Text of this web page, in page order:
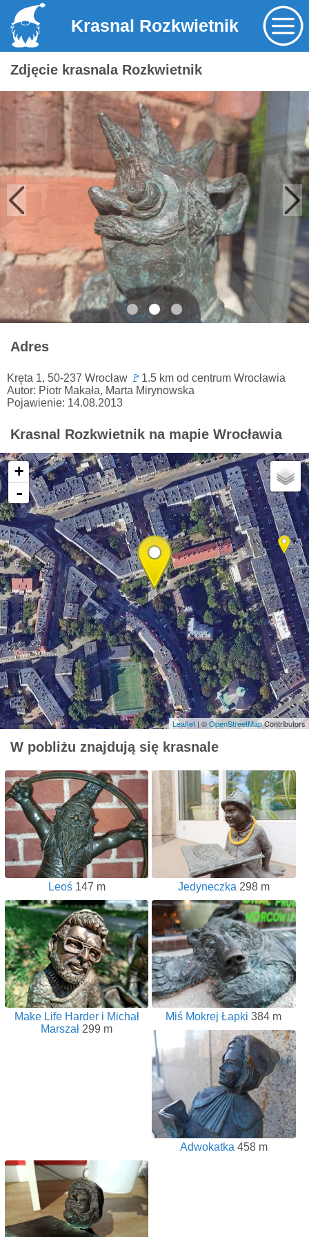
Krasnal Rozkwietnik
Zdjęcie krasnala Rozkwietnik
Adres
Kręta 1, 50-237 Wrocław 🚩 1.5 km od centrum Wrocławia
Autor: Piotr Makała, Marta Mirynowska
Pojawienie: 14.08.2013
Krasnal Rozkwietnik na mapie Wrocławia
+
-
Leaflet | ©OpenStreetMapContributors
W pobliżu znajdują się krasnale
Leoś147 m Jedyneczka 298 m
Make Life Harder i Michał
Marszał 299 m
Miś Mokrej Łapki 384 m
Adwokatka 458 m